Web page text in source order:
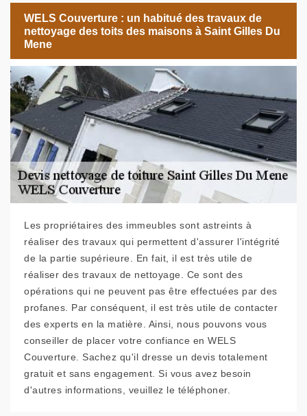
WELS Couverture : un habitué des travaux de
nettoyage des toits des maisons à Saint Gilles Du
Mene
Les propriétaires des immeubles sont astreints à
réaliser des travaux qui permettent d'assurer l'intégrité
de la partie supérieure. En fait, il est très utile de
réaliser des travaux de nettoyage. Ce sont des
opérations qui ne peuvent pas être effectuées par des
profanes. Par conséquent, il est très utile de contacter
des experts en la matière. Ainsi, nous pouvons vous
conseiller de placer votre confiance en WELS
Couverture. Sachez qu'il dresse un devis totalement
gratuit et sans engagement. Si vous avez besoin
d'autres informations, veuillez le téléphoner.